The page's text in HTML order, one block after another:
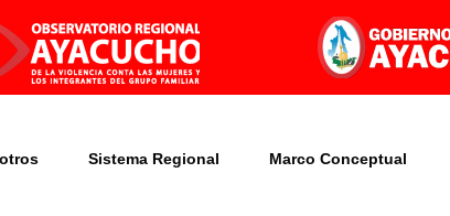
Sistema Regional Marco Conceptual